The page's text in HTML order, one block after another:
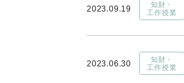
2023.09.19
知財・
工作授業
2023.06.30
知財・
工作授業